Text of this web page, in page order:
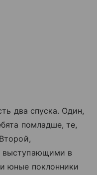
два спуска. Один,
помладше, те,
выступающими в
юные поклонники